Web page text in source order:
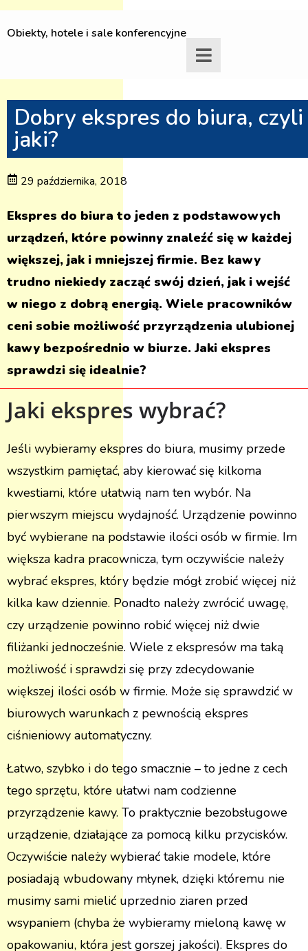
Obiekty, hotele i sale konferencyjne
Dobry ekspres do biura, czyli
jaki?
29 października, 2018
Ekspres do biura to jeden z podstawowych
urządzeń, które powinny znaleźć się w każdej
większej, jak i mniejszej firmie. Bez kawy
trudno niekiedy zacząć swój dzień, jak i wejść
w niego z dobrą energią. Wiele pracowników
ceni sobie możliwość przyrządzenia ulubionej
kawy bezpośrednio w biurze. Jaki ekspres
sprawdzi się idealnie?
Jaki ekspres wybrać?
Jeśli wybieramy ekspres do biura, musimy przede
wszystkim pamiętać, aby kierować się kilkoma
kwestiami, które ułatwią nam ten wybór. Na
pierwszym miejscu wydajność. Urządzenie powinno
być wybierane na podstawie ilości osób w firmie. Im
większa kadra pracownicza, tym oczywiście należy
wybrać ekspres, który będzie mógł zrobić więcej niż
kilka kaw dziennie. Ponadto należy zwrócić uwagę,
czy urządzenie powinno robić więcej niż dwie
filiżanki jednocześnie. Wiele z ekspresów ma taką
możliwość i sprawdzi się przy zdecydowanie
większej ilości osób w firmie. Może się sprawdzić w
biurowych warunkach z pewnością ekspres
ciśnieniowy automatyczny.
Łatwo, szybko i do tego smacznie – to jedne z cech
tego sprzętu, które ułatwi nam codzienne
przyrządzenie kawy. To praktycznie bezobsługowe
urządzenie, działające za pomocą kilku przycisków.
Oczywiście należy wybierać takie modele, które
posiadają wbudowany młynek, dzięki któremu nie
musimy sami mielić uprzednio ziaren przed
wsypaniem (chyba że wybieramy mieloną kawę w
opakowaniu, która jest gorszej jakości). Ekspres do